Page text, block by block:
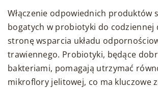
Włączenie odpowiednich produktów
bogatych w probiotyki do codziennej
stronę wsparcia układu
trawiennego. Probiotyki, będące
bakteriami, pomagają utrzymać
mikroflory jelitowej, co ma kluczowe